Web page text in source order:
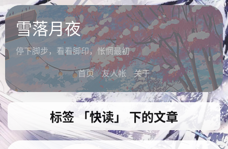
雪落月夜
停下脚步，看看脚印，怅惘最初
首页 友人帐 关于
标签 「快读」 下的文章